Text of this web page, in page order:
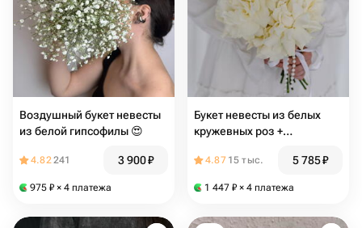
Воздушный букет невесты
из белой гипсофилы 😍
4.82241 3 900₽
975 ₽ × 4 платежа
Букет невесты из белых
кружевных роз +
4.87 15 тыс. 5 785₽
1 447 ₽ × 4 платежа